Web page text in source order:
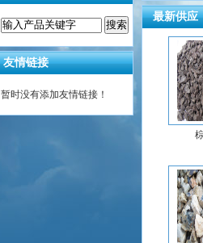
友情链接
暂时没有添加友情链接！
最新供应